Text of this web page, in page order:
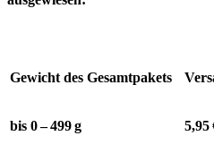
Gewicht des Gesamtpakets
bis 0 – 499 g 5,95